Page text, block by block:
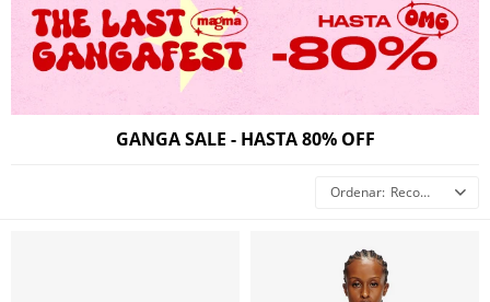
GANGA SALE - HASTA 80% OFF
Recomendados